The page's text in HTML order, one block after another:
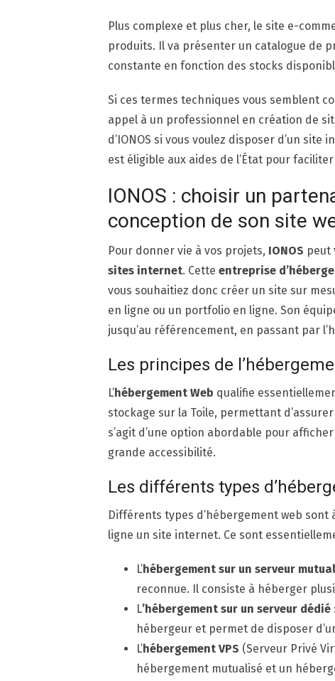
Plus complexe et plus cher, le site e-
produits. Il va présenter un catalogue de
constante en fonction des stocks
Si ces termes techniques vous semblent
appel à un professionnel en création de
d’IONOS si vous voulez disposer d’un
est éligible aux aides de l’État pour
IONOS : choisir un
conception de son site
Pour donner vie à vos projets, IONOS peut
sites internet. Cette entreprise
vous souhaitiez donc créer un site sur
en ligne ou un portfolio en ligne. Son
jusqu’au référencement, en passant par
Les principes de
L’hébergement Web qualifie
stockage sur la Toile, permettant
s’agit d’une option abordable pour
grande accessibilité.
Les différents types
Différents types d’hébergement web
ligne un site internet. Ce sont
L’hébergement sur un serveur
reconnue. Il consiste à héberger
L’hébergement sur un serveur dédié
hébergeur et permet de disposer
L’hébergement VPS (Serveur Privé
hébergement mutualisé et un